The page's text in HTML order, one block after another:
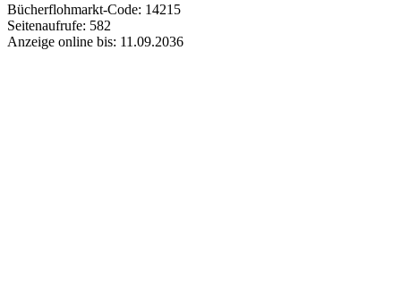
Bücherflohmarkt-Code: 14215
Seitenaufrufe: 582
Anzeige online bis: 11.09.2036